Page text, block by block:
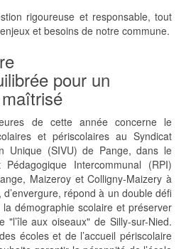
rigoureuse et responsable, tout
et besoins de notre commune.
pour un
de cette année concerne le
et périscolaires au Syndicat
Unique (SIVU) de Pange, dans le
Intercommunal (RPI)
Maizeroy et Colligny-Maizery à
répond à un double défi
démographie scolaire et préserver
"l’île aux oiseaux" de Silly-sur-Nied.
écoles et de l’accueil périscolaire